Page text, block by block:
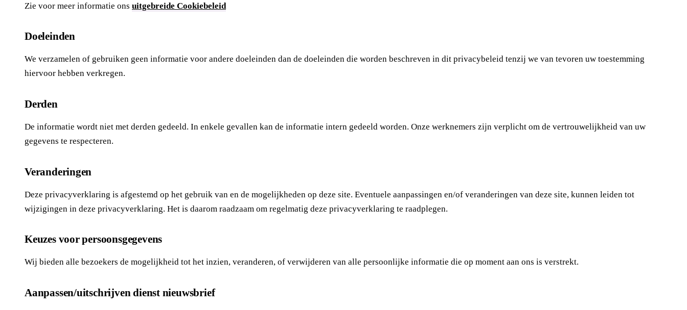
Zie voor meer informatie ons uitgebreide Cookiebeleid
Doeleinden
We verzamelen of gebruiken geen informatie voor andere doeleinden dan de doeleinden die worden beschreven in dit privacybeleid tenzij we van tevoren uw toestemming
hiervoor hebben verkregen.
Derden
De informatie wordt niet met derden gedeeld. In enkele gevallen kan de informatie intern gedeeld worden. Onze werknemers zijn verplicht om de vertrouwelijkheid van uw
gegevens te respecteren.
Veranderingen
Deze privacyverklaring is afgestemd op het gebruik van en de mogelijkheden op deze site. Eventuele aanpassingen en/of veranderingen van deze site, kunnen leiden tot
wijzigingen in deze privacyverklaring. Het is daarom raadzaam om regelmatig deze privacyverklaring te raadplegen.
Keuzes voor persoonsgegevens
Wij bieden alle bezoekers de mogelijkheid tot het inzien, veranderen, of verwijderen van alle persoonlijke informatie die op moment aan ons is verstrekt.
Aanpassen/uitschrijven dienst nieuwsbrief